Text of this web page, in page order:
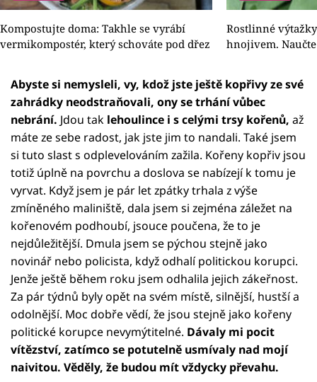
Kompostujte doma: Takhle se vyrábí
vermikompostér, který schováte pod dřez
Rostlinné
hnojivem.
Abyste si nemysleli, vy, kdož jste ještě kopřivy ze své
zahrádky neodstraňovali, ony se trhání vůbec
nebrání. Jdou tak lehoulince i s celými trsy kořenů, až
máte ze sebe radost, jak jste jim to nandali. Také jsem
si tuto slast s odplevelováním zažila. Kořeny kopřiv jsou
totiž úplně na povrchu a doslova se nabízejí k tomu je
vyrvat. Když jsem je pár let zpátky trhala z výše
zmíněného maliniště, dala jsem si zejména záležet na
kořenovém podhoubí, jsouce poučena, že to je
nejdůležitější. Dmula jsem se pýchou stejně jako
novinář nebo policista, když odhalí politickou korupci.
Jenže ještě během roku jsem odhalila jejich zákeřnost.
Za pár týdnů byly opět na svém místě, silnější, hustší a
odolnější. Moc dobře vědí, že jsou stejně jako kořeny
politické korupce nevymýtitelné. Dávaly mi pocit
vítězství, zatímco se potutelně usmívaly nad mojí
naivitou. Věděly, že budou mít vždycky převahu.